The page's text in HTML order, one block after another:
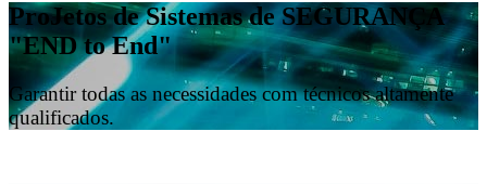
ProJetos de Sistemas de SEGURANÇA
"END to End"
Garantir todas as necessidades com técnicos altamente
qualificados.